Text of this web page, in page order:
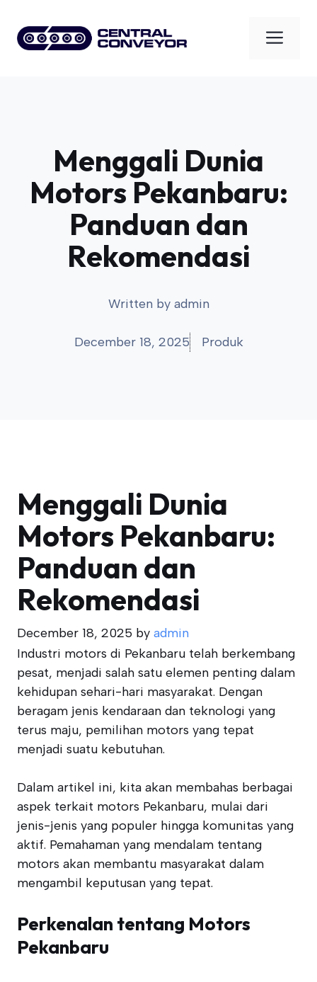
content
Menggali Dunia
Motors Pekanbaru:
Panduan dan
Rekomendasi
Written by admin
December 18, 2025 Produk
Menggali Dunia
Motors Pekanbaru:
Panduan dan
Rekomendasi
December 18, 2025 by admin
Industri motors di Pekanbaru telah berkembang
pesat, menjadi salah satu elemen penting dalam
kehidupan sehari-hari masyarakat. Dengan
beragam jenis kendaraan dan teknologi yang
terus maju, pemilihan motors yang tepat
menjadi suatu kebutuhan.
Dalam artikel ini, kita akan membahas berbagai
aspek terkait motors Pekanbaru, mulai dari
jenis-jenis yang populer hingga komunitas yang
aktif. Pemahaman yang mendalam tentang
motors akan membantu masyarakat dalam
mengambil keputusan yang tepat.
Perkenalan tentang Motors
Pekanbaru